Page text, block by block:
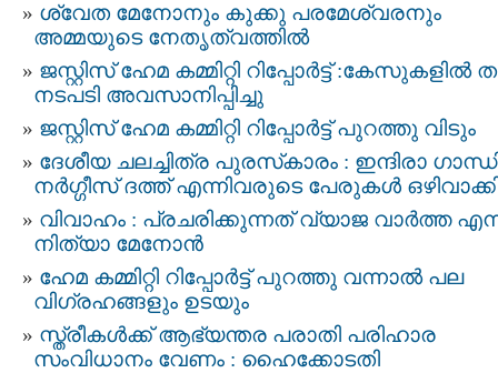
ശ്വേത മേനോനും കുക്കു പരമേശ്വരനും
അമ്മയുടെ നേതൃത്വത്തിൽ
ജസ്റ്റിസ്‌ ഹേമ കമ്മിറ്റി റിപ്പോർട്ട് : കേസുകളിൽ
നടപടി അവസാനിപ്പിച്ചു
ജസ്റ്റിസ് ഹേമ കമ്മിറ്റി റിപ്പോർട്ട്‌ പുറത്തു വിടും
ദേശീയ ചലച്ചിത്ര പുരസ്‌കാരം : ഇന്ദിരാ
നർഗ്ഗീസ് ദത്ത് എന്നിവരുടെ പേരുകള്‍
വിവാഹം : പ്രചരിക്കുന്നത് വ്യാജ വാര്‍ത്ത
നിത്യാ മേനോന്‍
ഹേമ കമ്മിറ്റി റിപ്പോർട്ട് പുറത്തു വന്നാൽ പല
വിഗ്രഹങ്ങളും ഉടയും
സ്ത്രീകള്‍ക്ക് ആഭ്യന്തര പരാതി പരിഹാര
സംവിധാനം വേണം : ഹൈക്കോടതി